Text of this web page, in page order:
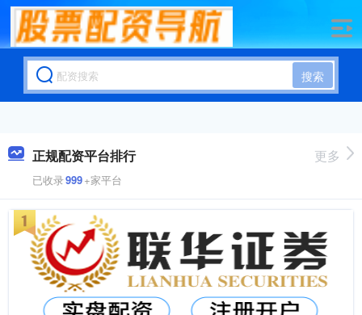
搜索
正规配资平台排行
已收录999+家平台
更多